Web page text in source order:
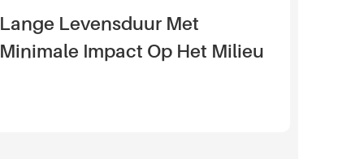
Lange Levensduur Met
Minimale Impact Op Het Milieu